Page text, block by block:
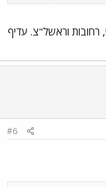
רחובות וראשל"צ. עדיף
#6